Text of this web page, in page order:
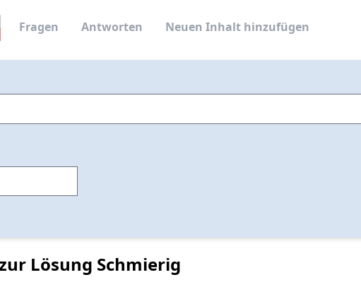
Fragen Antworten Neuen Inhalt hinzufügen
Lösung Schmierig